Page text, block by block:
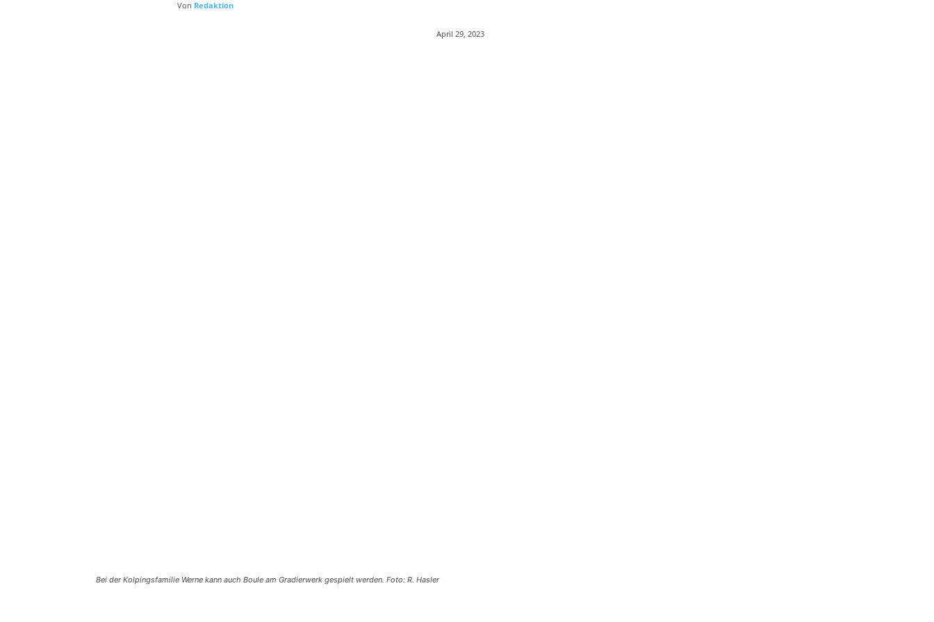
Von Redaktion
April 29, 2023
Bei der Kolpingsfamilie Werne kann auch Boule am Gradierwerk gespielt werden. Foto: R. Hasler